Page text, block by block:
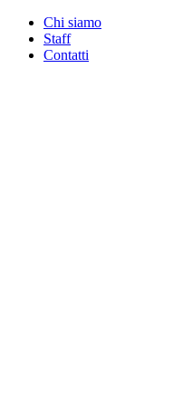
Chi siamo
Staff
Contatti